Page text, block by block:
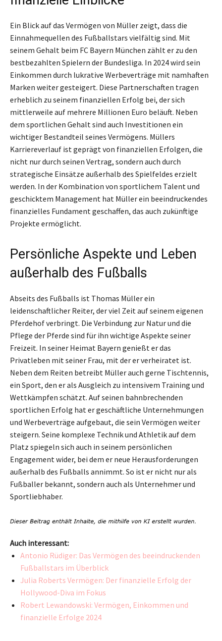
Ein Blick auf das Vermögen von Müller zeigt, dass die
Einnahmequellen des Fußballstars vielfältig sind. Mit
seinem Gehalt beim FC Bayern München zählt er zu den
bestbezahlten Spielern der Bundesliga. In 2024 wird sein
Einkommen durch lukrative Werbeverträge mit namhaften
Marken weiter gesteigert. Diese Partnerschaften tragen
erheblich zu seinem finanziellen Erfolg bei, der sich
mittlerweile auf mehrere Millionen Euro beläuft. Neben
dem sportlichen Gehalt sind auch Investitionen ein
wichtiger Bestandteil seines Vermögens. Müllers
Karriereverlauf ist geprägt von finanziellen Erfolgen, die
nicht nur durch seinen Vertrag, sondern auch durch
strategische Einsätze außerhalb des Spielfeldes erzielt
werden. In der Kombination von sportlichem Talent und
geschicktem Management hat Müller ein beeindruckendes
finanzielles Fundament geschaffen, das auch zukünftige
Projekte ermöglicht.
Persönliche Aspekte und Leben
außerhalb des Fußballs
Abseits des Fußballs ist Thomas Müller ein
leidenschaftlicher Reiter, der viel Zeit auf seinem eigenen
Pferdehof verbringt. Die Verbindung zur Natur und die
Pflege der Pferde sind für ihn wichtige Aspekte seiner
Freizeit. In seiner Heimat Bayern genießt er das
Privatleben mit seiner Frau, mit der er verheiratet ist.
Neben dem Reiten betreibt Müller auch gerne Tischtennis,
ein Sport, den er als Ausgleich zu intensivem Training und
Wettkämpfen schätzt. Auf seinen bahnbrechenden
sportlichen Erfolg hat er geschäftliche Unternehmungen
und Werbeverträge aufgebaut, die sein Vermögen weiter
steigern. Seine komplexe Technik und Athletik auf dem
Platz spiegeln sich auch in seinem persönlichen
Engagement wider, bei dem er neue Herausforderungen
außerhalb des Fußballs annimmt. So ist er nicht nur als
Fußballer bekannt, sondern auch als Unternehmer und
Sportliebhaber.
Auch interessant:
Antonio Rüdiger: Das Vermögen des beeindruckenden
Fußballstars im Überblick
Julia Roberts Vermögen: Der finanzielle Erfolg der
Hollywood-Diva im Fokus
Robert Lewandowski: Vermögen, Einkommen und
finanzielle Erfolge 2024